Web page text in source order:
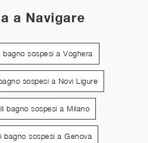
a Navigare
bagno sospesi a Voghera
sospesi a Novi Ligure
bagno sospesi a Milano
bagno sospesi a Genova